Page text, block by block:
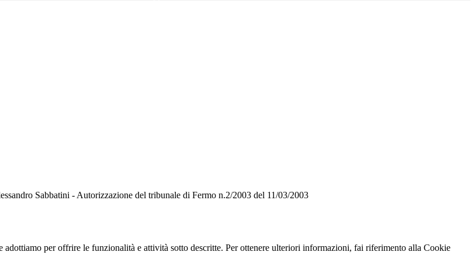
Sabbatini - Autorizzazione del tribunale di Fermo n.2/2003 del 11/03/2003
per offrire le funzionalità e attività sotto descritte. Per ottenere ulteriori informazioni, fai riferimento alla Cookie